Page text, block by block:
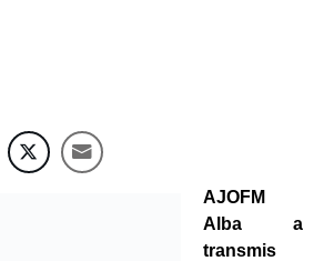
AJOFM
Alba a
transmis